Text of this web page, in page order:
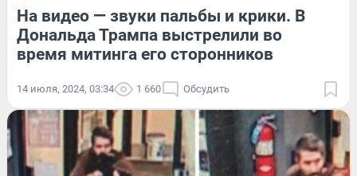
На видео — звуки пальбы и крики. В
Дональда Трампа выстрелили во
время митинга его сторонников
14 июля, 2024, 03:34 1 660 Обсудить